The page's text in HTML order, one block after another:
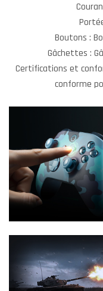
Boutons :
Gâchettes :
Certifications et
conforme